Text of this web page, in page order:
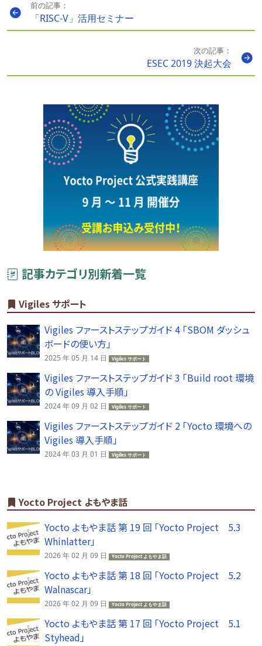
前の記事：
「RISC-V」活用セミナー
次の記事：
ESEC 2019 決起大会
記事カテゴリ別新着一覧
Vigiles サポート
Vigiles ファーストステップガイド 4 「SBOM ダッシュ
ボードの使い方」
2025 年 05 月 14 日 Vigiles サポート
Vigiles ファーストステップガイド 3 「Build root 環境
の Vigiles 導入手順」
2024 年 09 月 02 日 Vigiles サポート
Vigiles ファーストステップガイド 2 「Yocto 環境への
Vigiles 導入手順」
2024 年 03 月 01 日 Vigiles サポート
Yocto Project よもやま話
Yocto よもやま話 第 19 回 「Yocto Project 5.3
Whinlatter」
2026 年 02 月 09 日 Yocto Project よもやま話
Yocto よもやま話 第 18 回 「Yocto Project 5.2
Walnascar」
2026 年 02 月 09 日 Yocto Project よもやま話
Yocto よもやま話 第 17 回 「Yocto Project 5.1
Styhead」